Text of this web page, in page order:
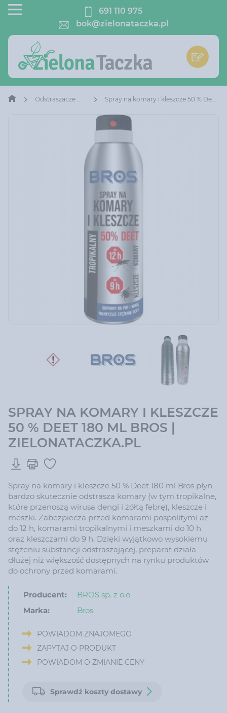
691 110 975
bok@zielonataczka.pl
Odstraszacze Owadów Spray na komary i kleszcze 50 % Deet 180 ml Bros
SPRAY NA KOMARY I KLESZCZE
50 % DEET 180 ML BROS |
ZIELONATACZKA.PL
Spray na komary i kleszcze 50 % Deet 180 ml Bros płyn
bardzo skutecznie odstrasza komary (w tym tropikalne,
które przenoszą wirusa dengi i żółtą febrę), kleszcze i
meszki. Zabezpiecza przed komarami pospolitymi aż
do 12 h, komarami tropikalnymi i meszkami do 10 h
oraz kleszczami do 9 h. Dzięki wyjątkowo wysokiemu
stężeniu substancji odstraszającej, preparat działa
dłużej niż większość dostępnych na rynku produktów
do ochrony przed komarami.
Producent:
BROS sp. z o.o
Marka:
Bros
POWIADOM ZNAJOMEGO
ZAPYTAJ O PRODUKT
POWIADOM O ZMIANIE CENY
Sprawdź koszty dostawy